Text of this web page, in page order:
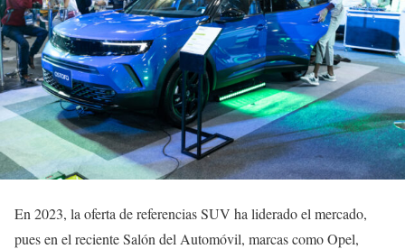
En 2023, la oferta de referencias SUV ha liderado el mercado,
pues en el reciente Salón del Automóvil, marcas como Opel,